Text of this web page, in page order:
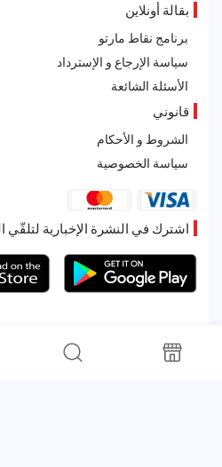
بقالة أونلاين
برنامج نقاط مارتو
سياسة الإرجاع و الإسترداد
الأسئلة الشائعة
قانوني
الشروط و الأحكام
سياسة الخصوصية
اشترك في النشرة الإخبارية
by Martoo © 2026